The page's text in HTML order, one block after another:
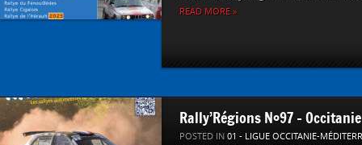
READ MORE »
Rally’Régions N°97 – Occitanie
POSTED IN 01 - LIGUE OCCITANIE-